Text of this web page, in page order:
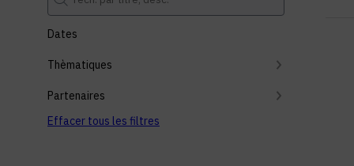
Dates
Thèmatiques
Partenaires
Effacer tous les filtres